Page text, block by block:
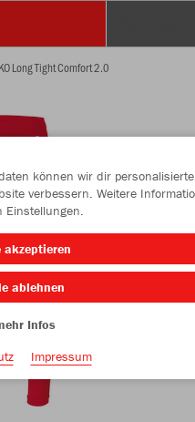
Long Tight Comfort 2.0
können wir dir personalisierte
verbessern. Weitere
Einstellungen.
akzeptieren
ablehnen
Infos
Impressum